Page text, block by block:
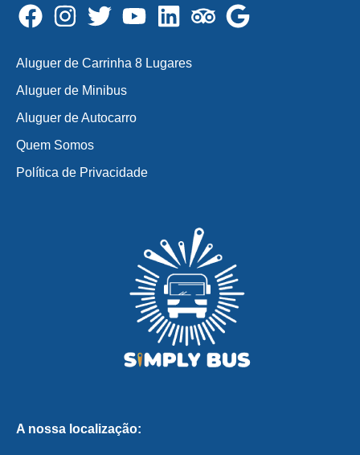
Aluguer de Carrinha 8 Lugares
Aluguer de Minibus
Aluguer de Autocarro
Quem Somos
Política de Privacidade
A nossa localização: